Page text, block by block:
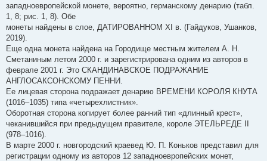
западноевропейской монете, вероятно, германскому денарию (табл.
1, 8; рис. 1, 8). Обе
монеты найдены в слое, ДАТИРОВАННОМ XI в. (Гайдуков, Ушанков,
2019).
Еще одна монета найдена на Городище местным жителем А. Н.
Сметаниным летом 2000 г. и зарегистрирована одним из авторов в
феврале 2001 г. Это СКАНДИНАВСКОЕ ПОДРАЖАНИЕ
АНГЛОСАКСОНСКОМУ ПЕННИ.
Ее лицевая сторона подражает денарию ВРЕМЕНИ КОРОЛЯ КНУТА
(1016–1035) типа «четырехлистник».
Оборотная сторона копирует более ранний тип «длинный крест»,
чеканившийся при предыдущем правителе, короле ЭТЕЛЬРЕДЕ II
(978–1016).
В марте 2000 г. новгородский краевед Ю. П. Коньков представил для
регистрации одному из авторов 12 западноевропейских монет,